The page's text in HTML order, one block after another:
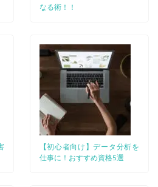
なる術！！
【初心者向け】データ分析を
仕事に！おすすめ資格5選